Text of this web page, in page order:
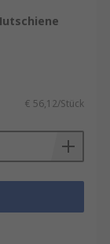
€ 56,12/Stück